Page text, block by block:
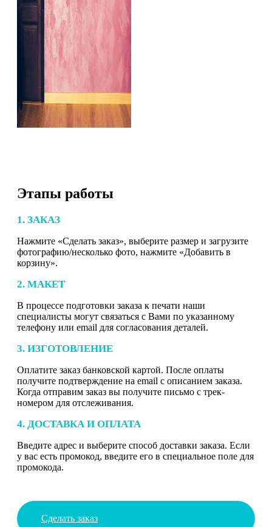
Этапы работы
1. ЗАКАЗ
Нажмите «Сделать заказ», выберите размер и загрузите
фотографию/несколько фото, нажмите «Добавить в
корзину».
2. МАКЕТ
В процессе подготовки заказа к печати наши
специалисты могут связаться с Вами по указанному
телефону или email для согласования деталей.
3. ИЗГОТОВЛЕНИЕ
Оплатите заказ банковской картой. После оплаты
получите подтверждение на email с описанием заказа.
Когда отправим заказ вы получите письмо с трек-
номером для отслеживания.
4. ДОСТАВКА И ОПЛАТА
Введите адрес и выберите способ доставки заказа. Если
у вас есть промокод, введите его в специальное поле для
промокода.
Сделать заказ